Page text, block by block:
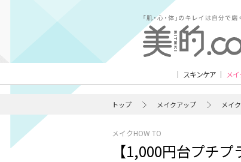
スキンケア メ
トップ メイクアップ メイ
メイクHOW TO
【1,000円台プチ